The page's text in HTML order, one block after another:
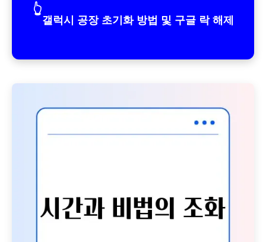
👆
갤럭시 공장 초기화 방법 및 구글 락 해제